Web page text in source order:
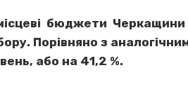
бюджети Черкащини
Порівняно з
або на 41,2 %.